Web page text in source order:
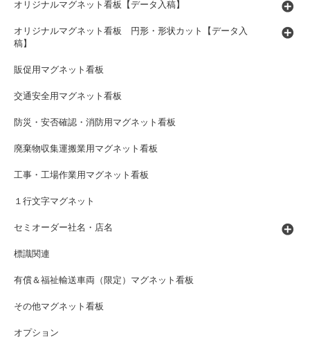
オリジナルマグネット看板【データ入稿】
オリジナルマグネット看板 円形・形状カット【データ入
稿】
販促用マグネット看板
交通安全用マグネット看板
防災・安否確認・消防用マグネット看板
廃棄物収集運搬業用マグネット看板
工事・工場作業用マグネット看板
１行文字マグネット
セミオーダー社名・店名
標識関連
有償＆福祉輸送車両（限定）マグネット看板
その他マグネット看板
オプション